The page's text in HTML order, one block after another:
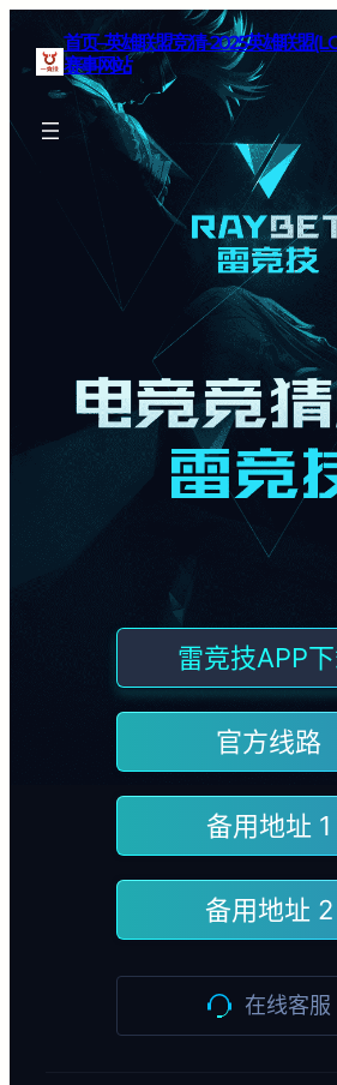
首页–英雄联盟竞猜-2025英雄联盟
赛事网站